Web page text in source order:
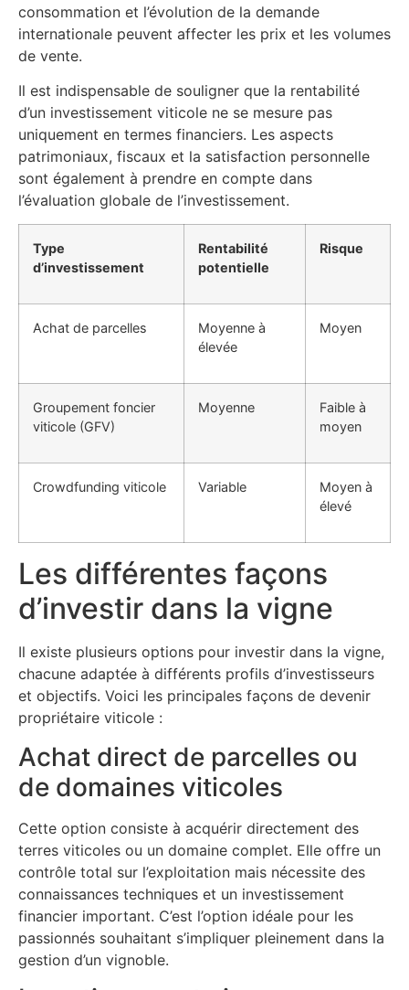
consommation et l’évolution de la demande
internationale peuvent affecter les prix et les volumes
de vente.
Il est indispensable de souligner que la rentabilité
d’un investissement viticole ne se mesure pas
uniquement en termes financiers. Les aspects
patrimoniaux, fiscaux et la satisfaction personnelle
sont également à prendre en compte dans
l’évaluation globale de l’investissement.
Type
d’investissement
Rentabilité
potentielle
Risque
Achat de parcelles
Moyenne à
élevée
Moyen
Groupement foncier
viticole (GFV)
Moyenne
Faible à
moyen
Crowdfunding viticole Variable
Moyen à
élevé
Les différentes façons
d’investir dans la vigne
Il existe plusieurs options pour investir dans la vigne,
chacune adaptée à différents profils d’investisseurs
et objectifs. Voici les principales façons de devenir
propriétaire viticole :
Achat direct de parcelles ou
de domaines viticoles
Cette option consiste à acquérir directement des
terres viticoles ou un domaine complet. Elle offre un
contrôle total sur l’exploitation mais nécessite des
connaissances techniques et un investissement
financier important. C’est l’option idéale pour les
passionnés souhaitant s’impliquer pleinement dans la
gestion d’un vignoble.